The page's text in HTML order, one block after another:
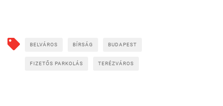
BELVÁROS BÍRSÁG BUDAPEST
FIZETŐS PARKOLÁS TERÉZVÁROS